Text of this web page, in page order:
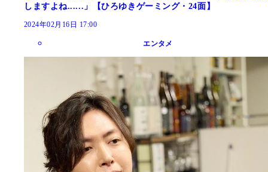
しますよね......」【ひろゆきゲーミング・24面】
2024年02月16日 17:00
エンタメ